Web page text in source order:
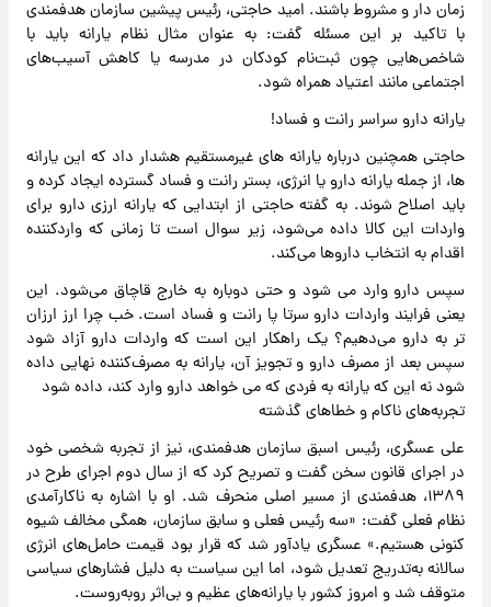
زمان دار و مشروط باشند. امید حاجتی، رئیس پیشین سازمان هدفمندی
با تاکید بر این مسئله گفت: به عنوان مثال نظام یارانه باید با
شاخص‌هایی چون ثبت‌نام کودکان در مدرسه یا کاهش آسیب‌های
اجتماعی مانند اعتیاد همراه شود.
یارانه دارو سراسر رانت و فساد!
حاجتی همچنین درباره یارانه های غیرمستقیم هشدار داد که این یارانه
ها، از جمله یارانه دارو یا انرژی، بستر رانت و فساد گسترده ایجاد کرده و
باید اصلاح شوند. به گفته حاجتی از ابتدایی که یارانه ارزی دارو برای
واردات این کالا داده می‌شود، زیر سوال است تا زمانی که واردکننده
اقدام به انتخاب داروها می‌کند.
سپس دارو وارد می شود و حتی دوباره به خارج قاچاق می‌شود. این
یعنی فرایند واردات دارو سرتا پا رانت و فساد است. خب چرا ارز ارزان
تر به دارو می‌دهیم؟ یک راهکار این است که واردات دارو آزاد شود
سپس بعد از مصرف دارو و تجویز آن، یارانه به مصرف‌کننده نهایی داده
شود نه این که یارانه به فردی که می خواهد دارو وارد کند، داده شود
تجربه‌های ناکام و خطاهای گذشته
علی عسگری، رئیس اسبق سازمان هدفمندی، نیز از تجربه شخصی خود
در اجرای قانون سخن گفت و تصریح کرد که از سال دوم اجرای طرح در
۱۳۸۹، هدفمندی از مسیر اصلی منحرف شد. او با اشاره به ناکارآمدی
نظام فعلی گفت: «سه رئیس فعلی و سابق سازمان، همگی مخالف شیوه
کنونی هستیم.» عسگری یادآور شد که قرار بود قیمت حامل‌های انرژی
سالانه به‌تدریج تعدیل شود، اما این سیاست به دلیل فشارهای سیاسی
متوقف شد و امروز کشور با یارانه‌های عظیم و بی‌اثر روبه‌روست.